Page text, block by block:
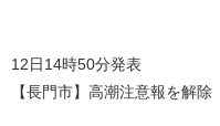
12日14時50分発表
【長門市】高潮注意報を解除